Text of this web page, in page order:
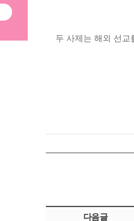
두 사제는 해외 선교
다음글